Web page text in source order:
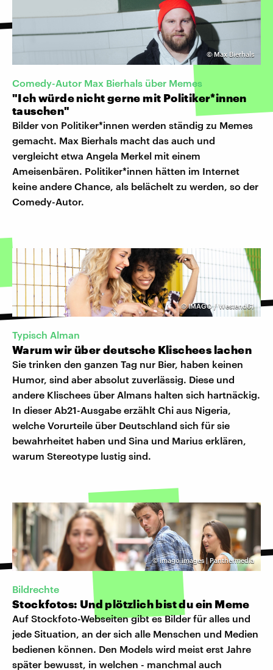
©Max Bierhals
Comedy-Autor Max Bierhals über Memes
"Ich würde nicht gerne mit Politiker*innen
tauschen"
Bilder von Politiker*innen werden ständig zu Memes
gemacht. Max Bierhals macht das auch und
vergleicht etwa Angela Merkel mit einem
Ameisenbären. Politiker*innen hätten im Internet
keine andere Chance, als belächelt zu werden, so der
Comedy-Autor.
©IMAGO / Westend61
Typisch Alman
Warum wir über deutsche Klischees lachen
Sie trinken den ganzen Tag nur Bier, haben keinen
Humor, sind aber absolut zuverlässig. Diese und
andere Klischees über Almans halten sich hartnäckig.
In dieser Ab21-Ausgabe erzählt Chi aus Nigeria,
welche Vorurteile über Deutschland sich für sie
bewahrheitet haben und Sina und Marius erklären,
warum Stereotype lustig sind.
©imago images | Panthermedia
Bildrechte
Stockfotos: Und plötzlich bist du ein Meme
Auf Stockfoto-Webseiten gibt es Bilder für alles und
jede Situation, an der sich alle Menschen und Medien
bedienen können. Den Models wird meist erst Jahre
später bewusst, in welchen - manchmal auch